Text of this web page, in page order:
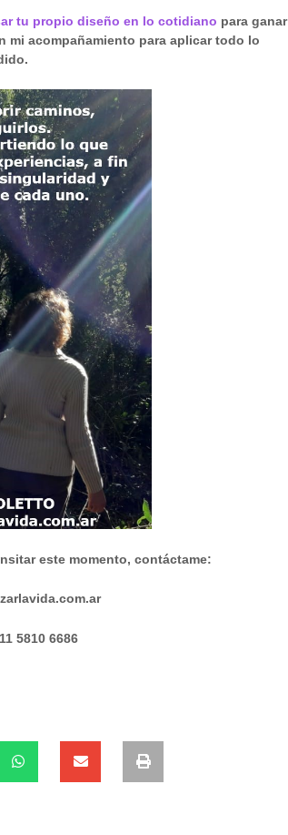
tu propio diseño en lo cotidiano para ganar
acompañamiento para aplicar todo lo
este momento, contáctame:
5810 6686